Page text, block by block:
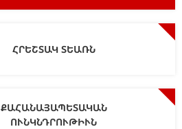
ՀՐԵՇՏԱԿ ՏԵԱՌՆ
ՔԱՀԱՆԱՅԱՊԵՏԱԿԱՆ
ՈՒՆԿՆԴՐՈՒԹԻՒՆ